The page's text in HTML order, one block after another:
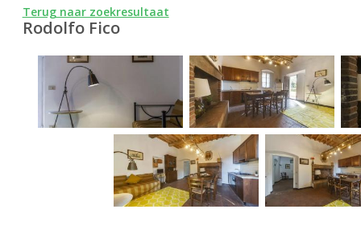
Terug naar zoekresultaat
Rodolfo Fico